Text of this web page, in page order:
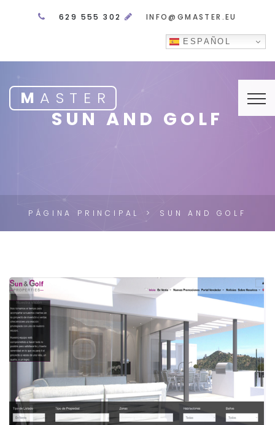
629 555 302 INFO@GMASTER.EU
ESPAÑOL
M ASTER
SUN AND GOLF
PÁGINA PRINCIPAL SUN AND GOLF